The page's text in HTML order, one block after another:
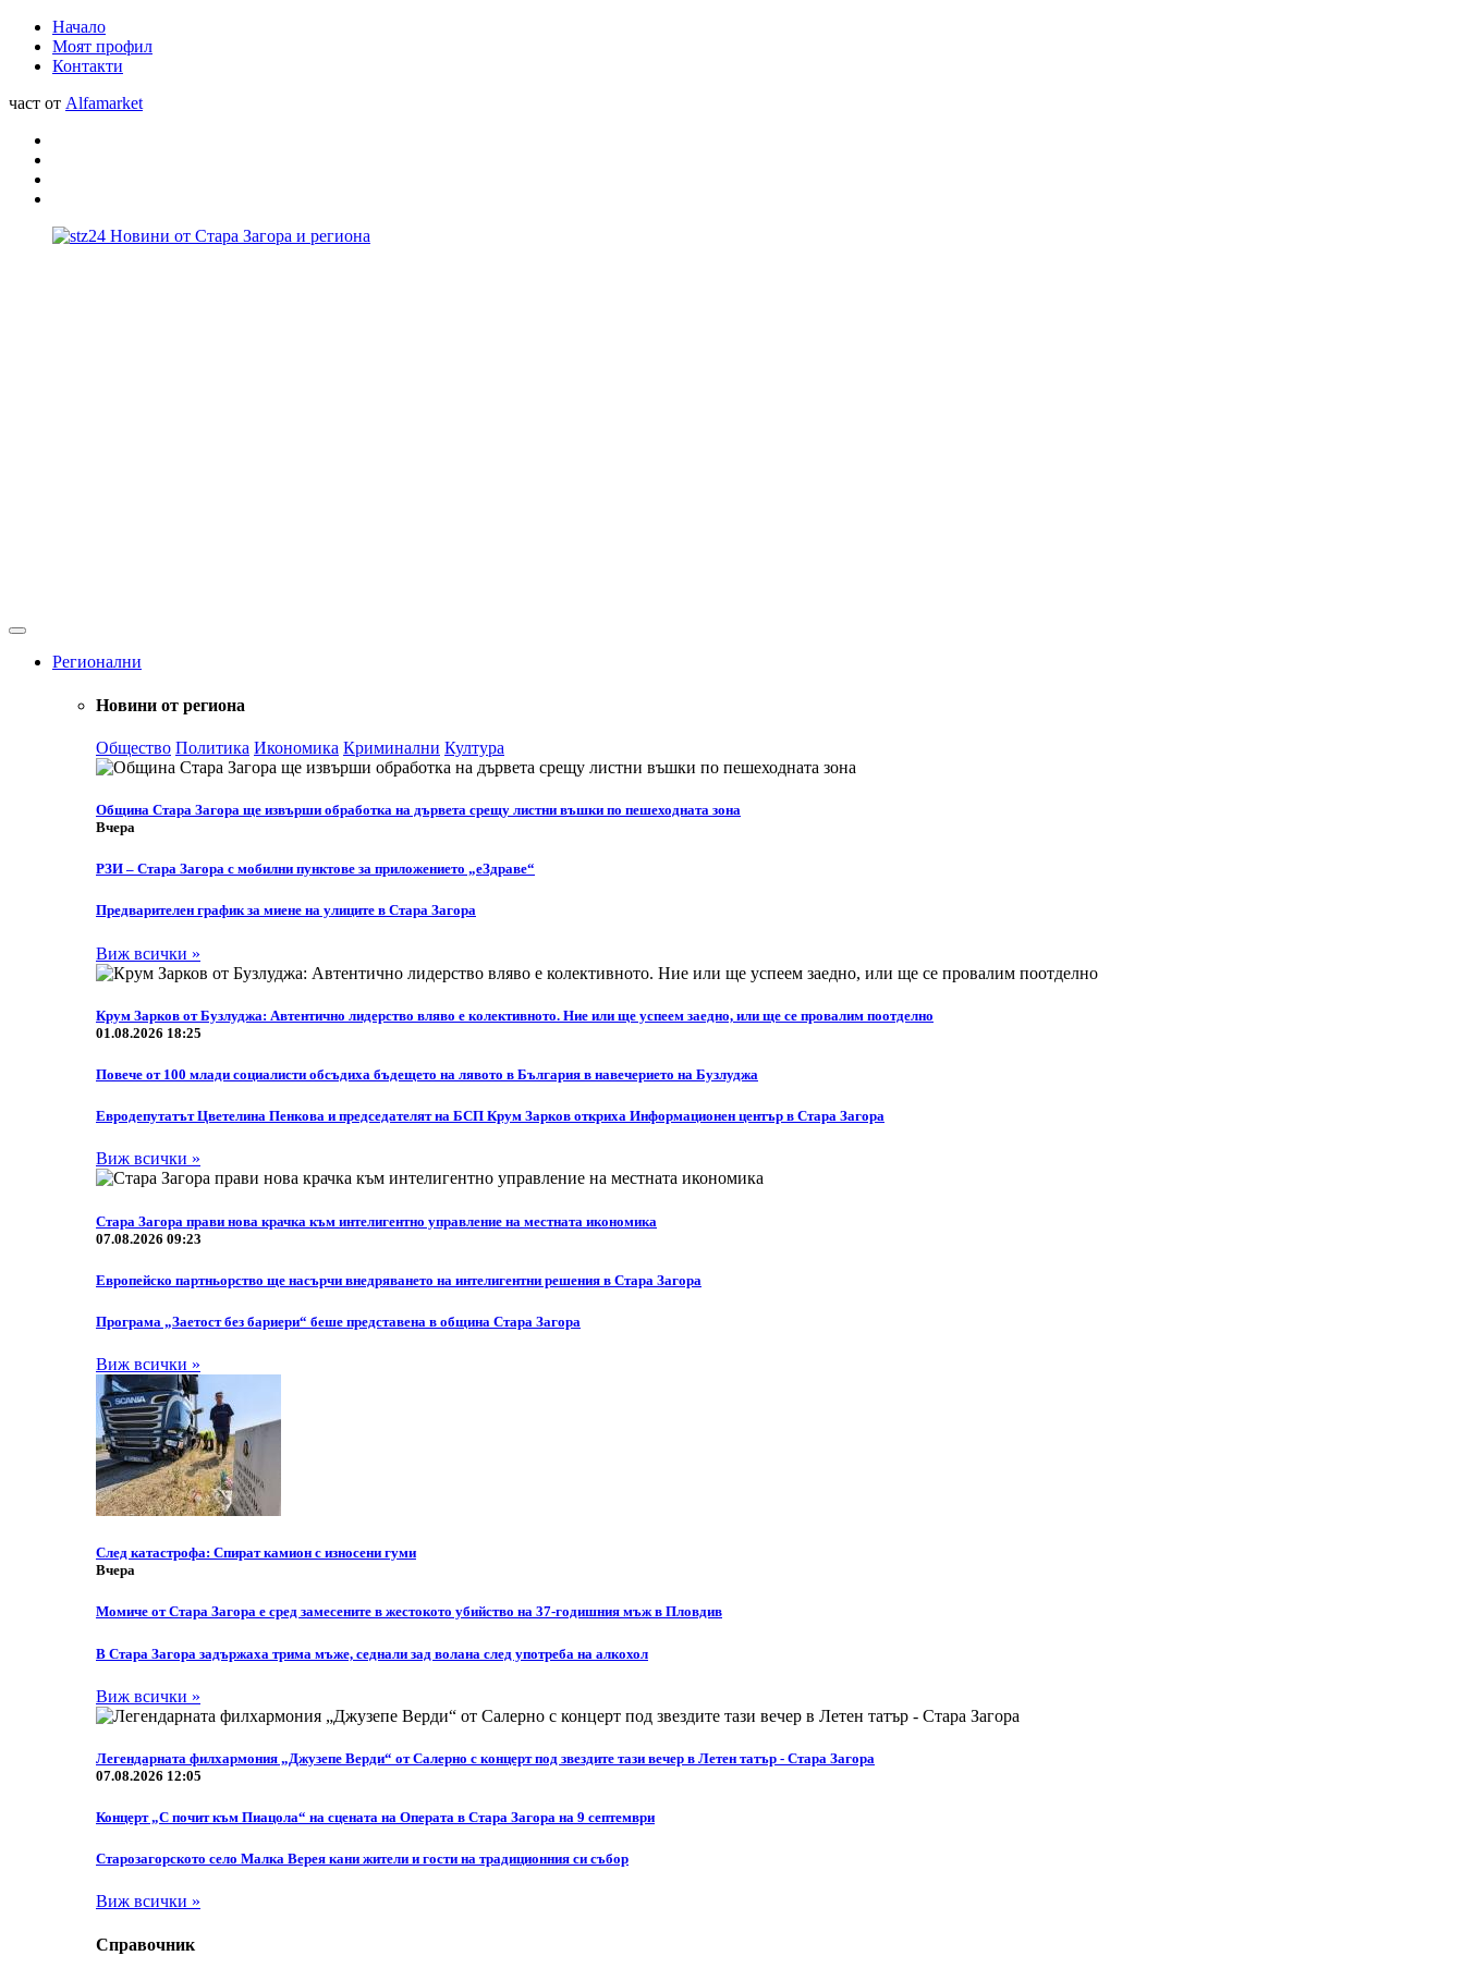
Начало
Моят профил
Контакти
част от Alfamarket
Регионални
Новини от региона
Общество Политика Икономика Криминални Култура
Община Стара Загора ще извърши обработка на дървета срещу листни въшки по пешеходната зона
Вчера
РЗИ – Стара Загора с мобилни пунктове за приложението „еЗдраве“
Предварителен график за миене на улиците в Стара Загора
Виж всички »
Крум Зарков от Бузлуджа: Автентично лидерство вляво е колективното. Ние или ще успеем заедно, или ще се провалим поотделно
01.08.2026 18:25
Повече от 100 млади социалисти обсъдиха бъдещето на лявото в България в навечерието на Бузлуджа
Eвродепутатът Цветелина Пенкова и председателят на БСП Крум Зарков откриха Информационен център в Стара Загора
Виж всички »
Стара Загора прави нова крачка към интелигентно управление на местната икономика
07.08.2026 09:23
Европейско партньорство ще насърчи внедряването на интелигентни решения в Стара Загора
Програма „Заетост без бариери“ беше представена в община Стара Загора
Виж всички »
След катастрофа: Спират камион с износени гуми
Вчера
Момиче от Стара Загора е сред замесените в жестокото убийство на 37-годишния мъж в Пловдив
В Стара Загора задържаха трима мъже, седнали зад волана след употреба на алкохол
Виж всички »
Легендарната филхармония „Джузепе Верди“ от Салерно с концерт под звездите тази вечер в Летен татър - Стара Загора
07.08.2026 12:05
Концерт „С почит към Пиацола“ на сцената на Операта в Стара Загора на 9 септември
Старозагорското село Малка Верея кани жители и гости на традиционния си събор
Виж всички »
Справочник